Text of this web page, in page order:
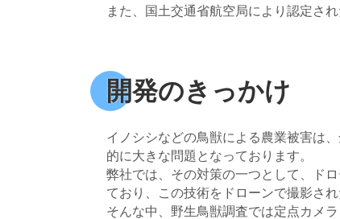
また、国土交通省航空局により認定さ
開発のきっかけ
イノシシなどの鳥獣による農業被害は
的に大きな問題となっております。
弊社では、その対策の一つとして、ド
ており、この技術をドローンで撮影さ
そんな中、野生鳥獣調査では定点カメ